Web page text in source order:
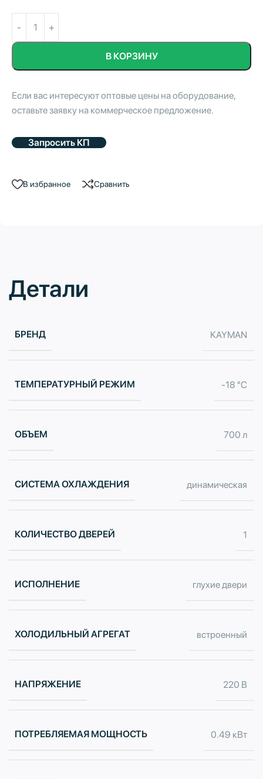
В КОРЗИНУ
Если вас интересуют оптовые цены на оборудование,
оставьте заявку на коммерческое предложение.
Запросить КП
В избранное Сравнить
Детали
БРЕНД KAYMAN
ТЕМПЕРАТУРНЫЙ РЕЖИМ -18 °C
ОБЪЕМ 700 л
СИСТЕМА ОХЛАЖДЕНИЯ динамическая
КОЛИЧЕСТВО ДВЕРЕЙ 1
ИСПОЛНЕНИЕ глухие двери
ХОЛОДИЛЬНЫЙ АГРЕГАТ встроенный
НАПРЯЖЕНИЕ 220 В
ПОТРЕБЛЯЕМАЯ МОЩНОСТЬ 0.49 кВт